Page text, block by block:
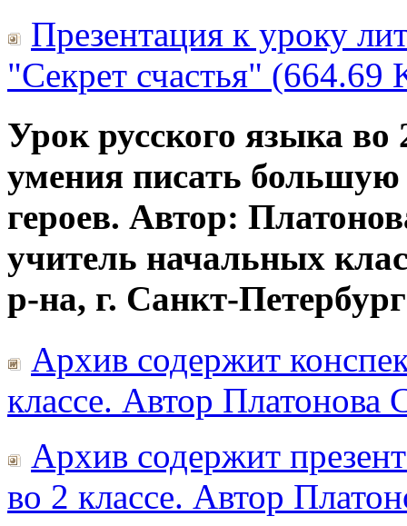
Презентация к уроку
"Секрет счастья" (664.69
Урок русского языка
умения писать
героев. Автор:
учитель начальных
р-на, г. Санкт-
Архив содержит
классе. Автор
Архив содержит
во 2 классе. Автор